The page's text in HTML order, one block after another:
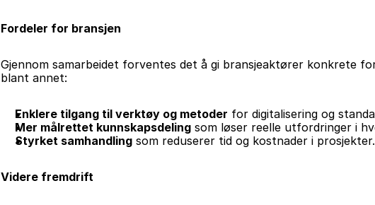
Fordeler for bransjen
Gjennom samarbeidet forventes det å gi bransjeaktører konkrete
blant annet:
Enklere tilgang til verktøy og metoder for digitalisering og
Mer målrettet kunnskapsdeling som løser reelle utfordringer i
Styrket samhandling som reduserer tid og kostnader i prosjekter.
Videre fremdrift